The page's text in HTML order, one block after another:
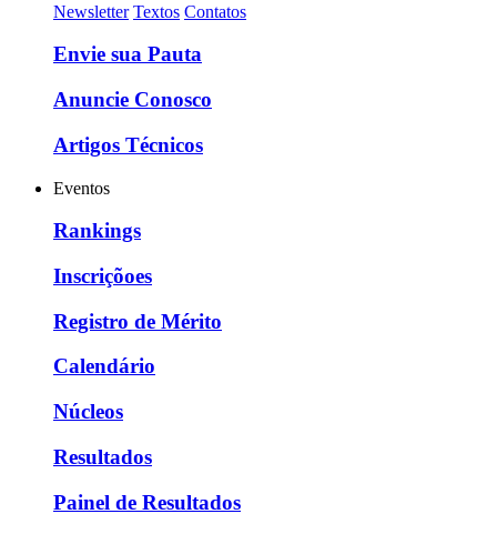
Newsletter Textos Contatos
Envie sua Pauta
Anuncie Conosco
Artigos Técnicos
Eventos
Rankings
Inscriçõoes
Registro de Mérito
Calendário
Núcleos
Resultados
Painel de Resultados